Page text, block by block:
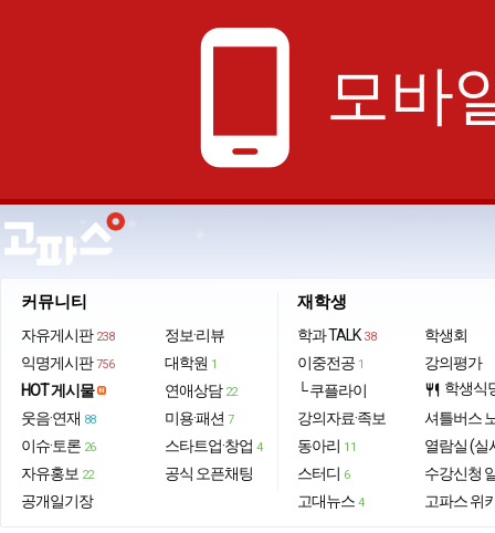
phone_android 모바
커뮤니티
자유게시판 238
익명게시판 756
HOT 게시물
웃음·연재 88
이슈·토론 26
자유홍보 22
공개일기장
정보·리뷰
대학원 1
연애상담 22
미용·패션 7
스타트업·창업 4
공식 오픈채팅
재학생
학과 TALK 38
이중전공 1
└ 쿠플라이
강의자료·족보
동아리 11
스터디 6
고대뉴스 4
학생회
강의평가
restaurant 학생식
셔틀버스
열람실 (실
수강신청
고파스 위